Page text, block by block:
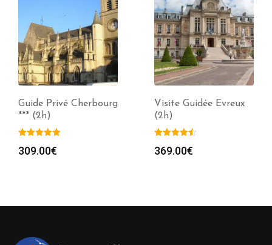
Guide Privé Cherbourg
*** (2h)
309.00€
Visite Guidée Evreux
(2h)
369.00€